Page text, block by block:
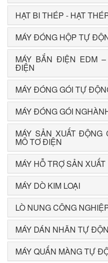
HẠT BI THÉP - HẠT
MÁY ĐÓNG HỘP TỰ
MÁY BẮN ĐIỆN EDM
ĐIỆN
MÁY ĐÓNG GÓI TỰ
MÁY ĐÓNG GÓI
MÁY SẢN XUẤT
MÔ TƠ ĐIỆN
MÁY HỖ TRỢ SẢN XUẤT
MÁY DÒ KIM LOẠI
LÒ NUNG CÔNG
MÁY DÁN NHÃN TỰ
MÁY QUẤN MÀNG TỰ